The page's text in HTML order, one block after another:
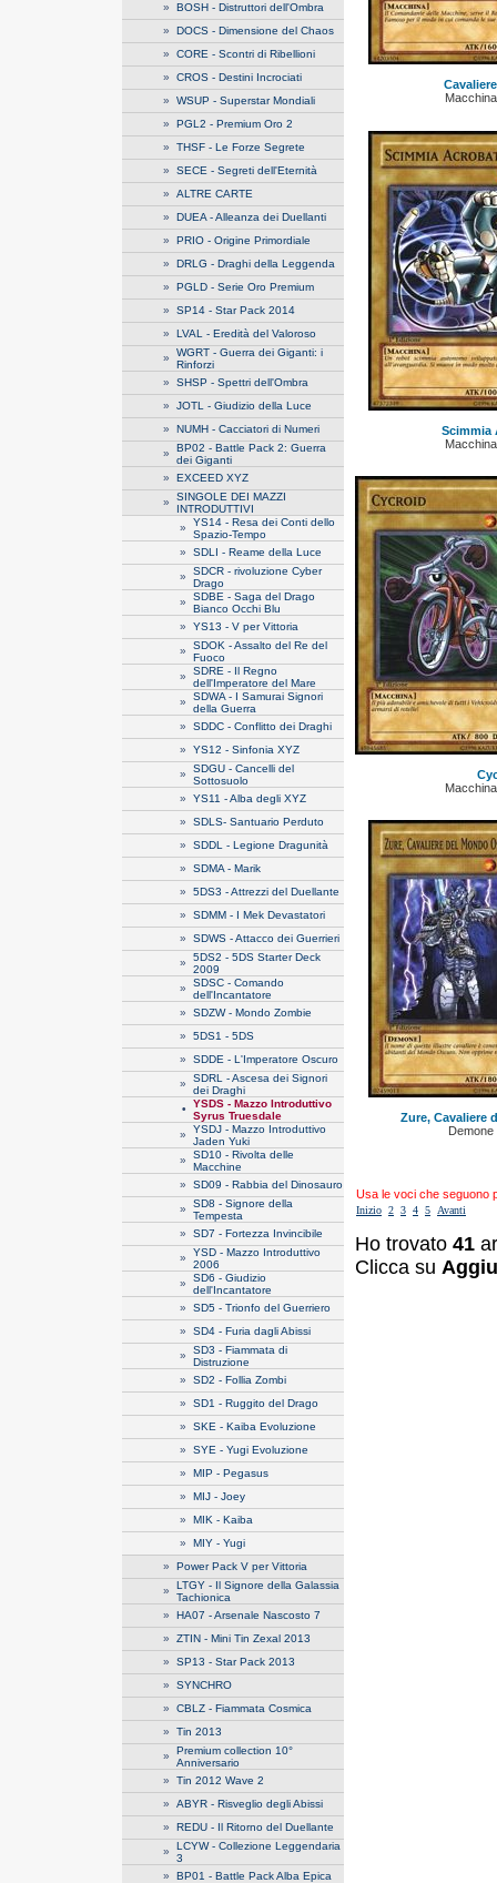
» BOSH - Distruttori dell'Ombra
» DOCS - Dimensione del Chaos
» CORE - Scontri di Ribellioni
» CROS - Destini Incrociati
» WSUP - Superstar Mondiali
» PGL2 - Premium Oro 2
» THSF - Le Forze Segrete
» SECE - Segreti dell'Eternità
» ALTRE CARTE
» DUEA - Alleanza dei Duellanti
» PRIO - Origine Primordiale
» DRLG - Draghi della Leggenda
» PGLD - Serie Oro Premium
» SP14 - Star Pack 2014
» LVAL - Eredità del Valoroso
» WGRT - Guerra dei Giganti: i
Rinforzi
» SHSP - Spettri dell'Ombra
» JOTL - Giudizio della Luce
» NUMH - Cacciatori di Numeri
» BP02 - Battle Pack 2: Guerra
dei Giganti
» EXCEED XYZ
» SINGOLE DEI MAZZI
INTRODUTTIVI
» YS14 - Resa dei Conti dello
Spazio-Tempo
» SDLI - Reame della Luce
» SDCR - rivoluzione Cyber
Drago
» SDBE - Saga del Drago
Bianco Occhi Blu
» YS13 - V per Vittoria
» SDOK - Assalto del Re del
Fuoco
» SDRE - Il Regno
dell'Imperatore del Mare
» SDWA - I Samurai Signori
della Guerra
» SDDC - Conflitto dei Draghi
» YS12 - Sinfonia XYZ
» SDGU - Cancelli del
Sottosuolo
» YS11 - Alba degli XYZ
» SDLS- Santuario Perduto
» SDDL - Legione Dragunità
» SDMA - Marik
» 5DS3 - Attrezzi del Duellante
» SDMM - I Mek Devastatori
» SDWS - Attacco dei Guerrieri
» 5DS2 - 5DS Starter Deck
2009
» SDSC - Comando
dell'Incantatore
» SDZW - Mondo Zombie
» 5DS1 - 5DS
» SDDE - L'Imperatore Oscuro
» SDRL - Ascesa dei Signori
dei Draghi
• YSDS - Mazzo Introduttivo
Syrus Truesdale
» YSDJ - Mazzo Introduttivo
Jaden Yuki
» SD10 - Rivolta delle
Macchine
» SD09 - Rabbia del Dinosauro
» SD8 - Signore della
Tempesta
» SD7 - Fortezza Invincibile
» YSD - Mazzo Introduttivo
2006
» SD6 - Giudizio
dell'Incantatore
» SD5 - Trionfo del Guerriero
» SD4 - Furia dagli Abissi
» SD3 - Fiammata di
Distruzione
» SD2 - Follia Zombi
» SD1 - Ruggito del Drago
» SKE - Kaiba Evoluzione
» SYE - Yugi Evoluzione
» MIP - Pegasus
» MIJ - Joey
» MIK - Kaiba
» MIY - Yugi
» Power Pack V per Vittoria
» LTGY - Il Signore della Galassia
Tachionica
» HA07 - Arsenale Nascosto 7
» ZTIN - Mini Tin Zexal 2013
» SP13 - Star Pack 2013
» SYNCHRO
» CBLZ - Fiammata Cosmica
» Tin 2013
» Premium collection 10°
Anniversario
» Tin 2012 Wave 2
» ABYR - Risveglio degli Abissi
» REDU - Il Ritorno del Duellante
» LCYW - Collezione Leggendaria
3
» BP01 - Battle Pack Alba Epica
Scimmia
Zure, Cavaliere
Usa le voci che seguono
Inizio 2 3 4 5 Avanti
Ho trovato 41
Clicca su